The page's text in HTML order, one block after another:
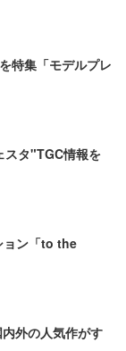
特集「モデルプレ
スタ"TGC情報を
ョン「to the
外の人気作がす